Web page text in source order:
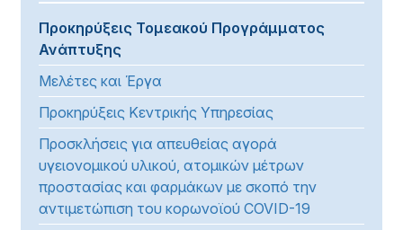
Προκηρύξεις Τομεακού Προγράμματος
Ανάπτυξης
Μελέτες και Έργα
Προκηρύξεις Κεντρικής Υπηρεσίας
Προσκλήσεις για απευθείας αγορά
υγειονομικού υλικού, ατομικών μέτρων
προστασίας και φαρμάκων με σκοπό την
αντιμετώπιση του κορωνοϊού COVID-19